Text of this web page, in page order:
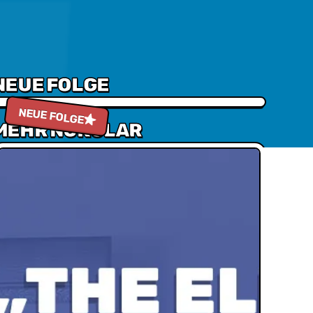
FOLGE
272 - Battle der Besten: Fahrzeuge der Popkultur
NEUE FOLGE
NUKULAR
Blog beitrag